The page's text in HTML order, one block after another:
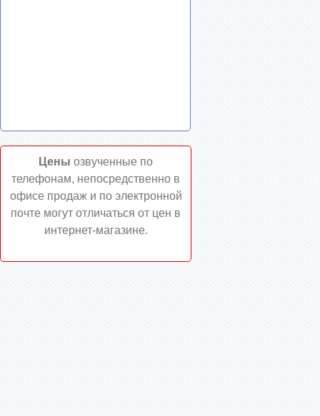
Цены озвученные по
телефонам, непосредственно в
офисе продаж и по электронной
почте могут отличаться от цен в
интернет-магазине.